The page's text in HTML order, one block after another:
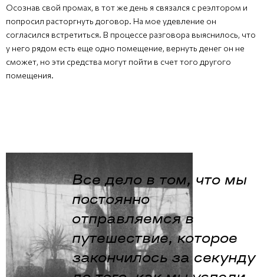
Осознав свой промах, в тот же день я связался с реэлтором и
попросил расторгнуть договор. На мое удевление он
согласился встретиться. В процессе разговора выяснилось, что
у него рядом есть еще одно помещение, вернуть денег он не
сможет, но эти средства могут пойти в счет того другого
помещения.
Все дело в том, что мы
постоянно
отправляемся в
путешествие, которое
закончилось за секунду